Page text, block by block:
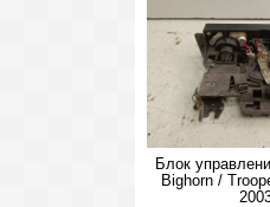
Блок
Bighorn /